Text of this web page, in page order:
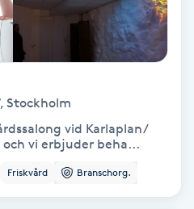
, Stockholm
vid Karlaplan/
vi erbjuder beha...
Friskvård Branschorg.